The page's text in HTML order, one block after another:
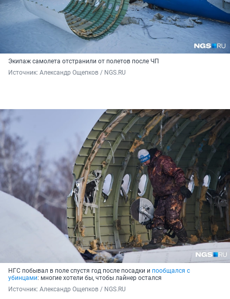
Экипаж самолета отстранили от полетов после ЧП
Источник: Александр Ощепков / NGS.RU
НГС побывал в поле спустя год после посадки и пообщался с
убинцами: многие хотели бы, чтобы лайнер остался
Источник: Александр Ощепков / NGS.RU